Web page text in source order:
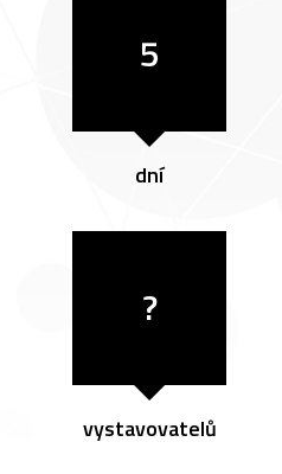
5
dní
?
vystavovatelů